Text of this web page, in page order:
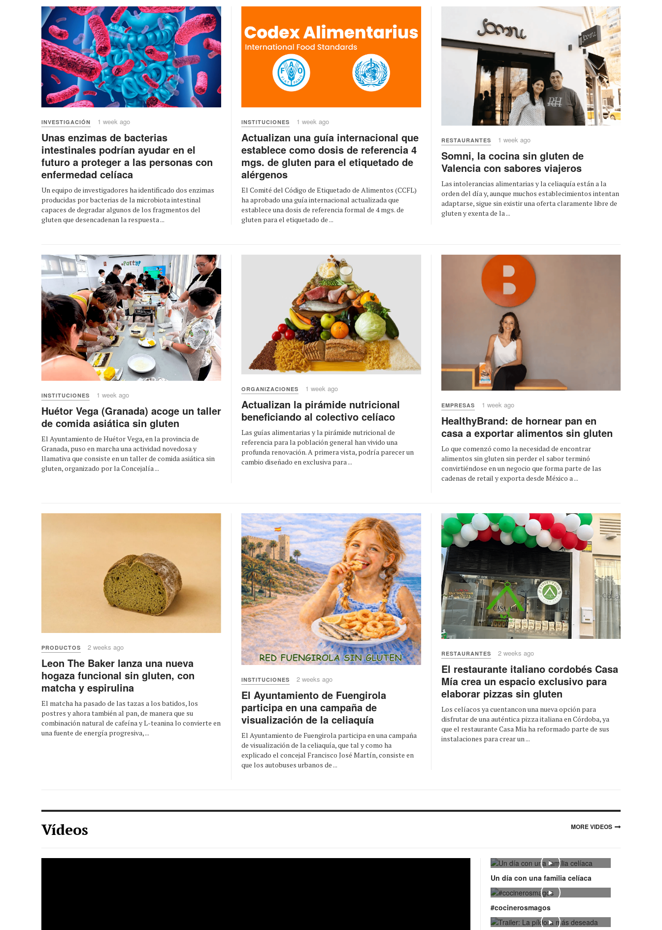
INVESTIGACIÓN 1 week ago
Unas enzimas de bacterias
intestinales podrían ayudar en el
futuro a proteger a las personas con
enfermedad celíaca
Un equipo de investigadores ha identificado dos enzimas
producidas por bacterias de la microbiota intestinal
capaces de degradar algunos de los fragmentos del
gluten que desencadenan la respuesta ...
INSTITUCIONES 1 week ago
Actualizan una guía internacional que
establece como dosis de referencia 4
mgs. de gluten para el etiquetado de
alérgenos
El Comité del Código de Etiquetado de Alimentos (CCFL)
ha aprobado una guía internacional actualizada que
establece una dosis de referencia formal de 4 mgs. de
gluten para el etiquetado de ...
RESTAURANTES 1 week ago
Somni, la cocina sin gluten de
Valencia con sabores viajeros
Las intolerancias alimentarias y la celiaquía están a la
orden del día y, aunque muchos establecimientos intentan
adaptarse, sigue sin existir una oferta claramente libre de
gluten y exenta de la ...
INSTITUCIONES 1 week ago
Huétor Vega (Granada) acoge un taller
de comida asiática sin gluten
El Ayuntamiento de Huétor Vega, en la provincia de
Granada, puso en marcha una actividad novedosa y
llamativa que consiste en un taller de comida asiática sin
gluten, organizado por la Concejalía ...
ORGANIZACIONES 1 week ago
Actualizan la pirámide nutricional
beneficiando al colectivo celíaco
Las guías alimentarias y la pirámide nutricional de
referencia para la población general han vivido una
profunda renovación. A primera vista, podría parecer un
cambio diseñado en exclusiva para ...
EMPRESAS 1 week ago
HealthyBrand: de hornear pan en
casa a exportar alimentos sin gluten
Lo que comenzó como la necesidad de encontrar
alimentos sin gluten sin perder el sabor terminó
convirtiéndose en un negocio que forma parte de las
cadenas de retail y exporta desde México a ...
PRODUCTOS 2 weeks ago
Leon The Baker lanza una nueva
hogaza funcional sin gluten, con
matcha y espirulina
El matcha ha pasado de las tazas a los batidos, los
postres y ahora también al pan, de manera que su
combinación natural de cafeína y L-teanina lo convierte en
una fuente de energía progresiva, ...
INSTITUCIONES 2 weeks ago
El Ayuntamiento de Fuengirola
participa en una campaña de
visualización de la celiaquía
El Ayuntamiento de Fuengirola participa en una campaña
de visualización de la celiaquía, que tal y como ha
explicado el concejal Francisco José Martín, consiste en
que los autobuses urbanos de ...
RESTAURANTES 2 weeks ago
El restaurante italiano cordobés Casa
Mía crea un espacio exclusivo para
elaborar pizzas sin gluten
Los celíacos ya cuentancon una nueva opción para
disfrutar de una auténtica pizza italiana en Córdoba, ya
que el restaurante Casa Mia ha reformado parte de sus
instalaciones para crear un ...
Vídeos MORE VIDEOS
Play
Un día con una familia celíaca
Play
#cocinerosmagos
Play